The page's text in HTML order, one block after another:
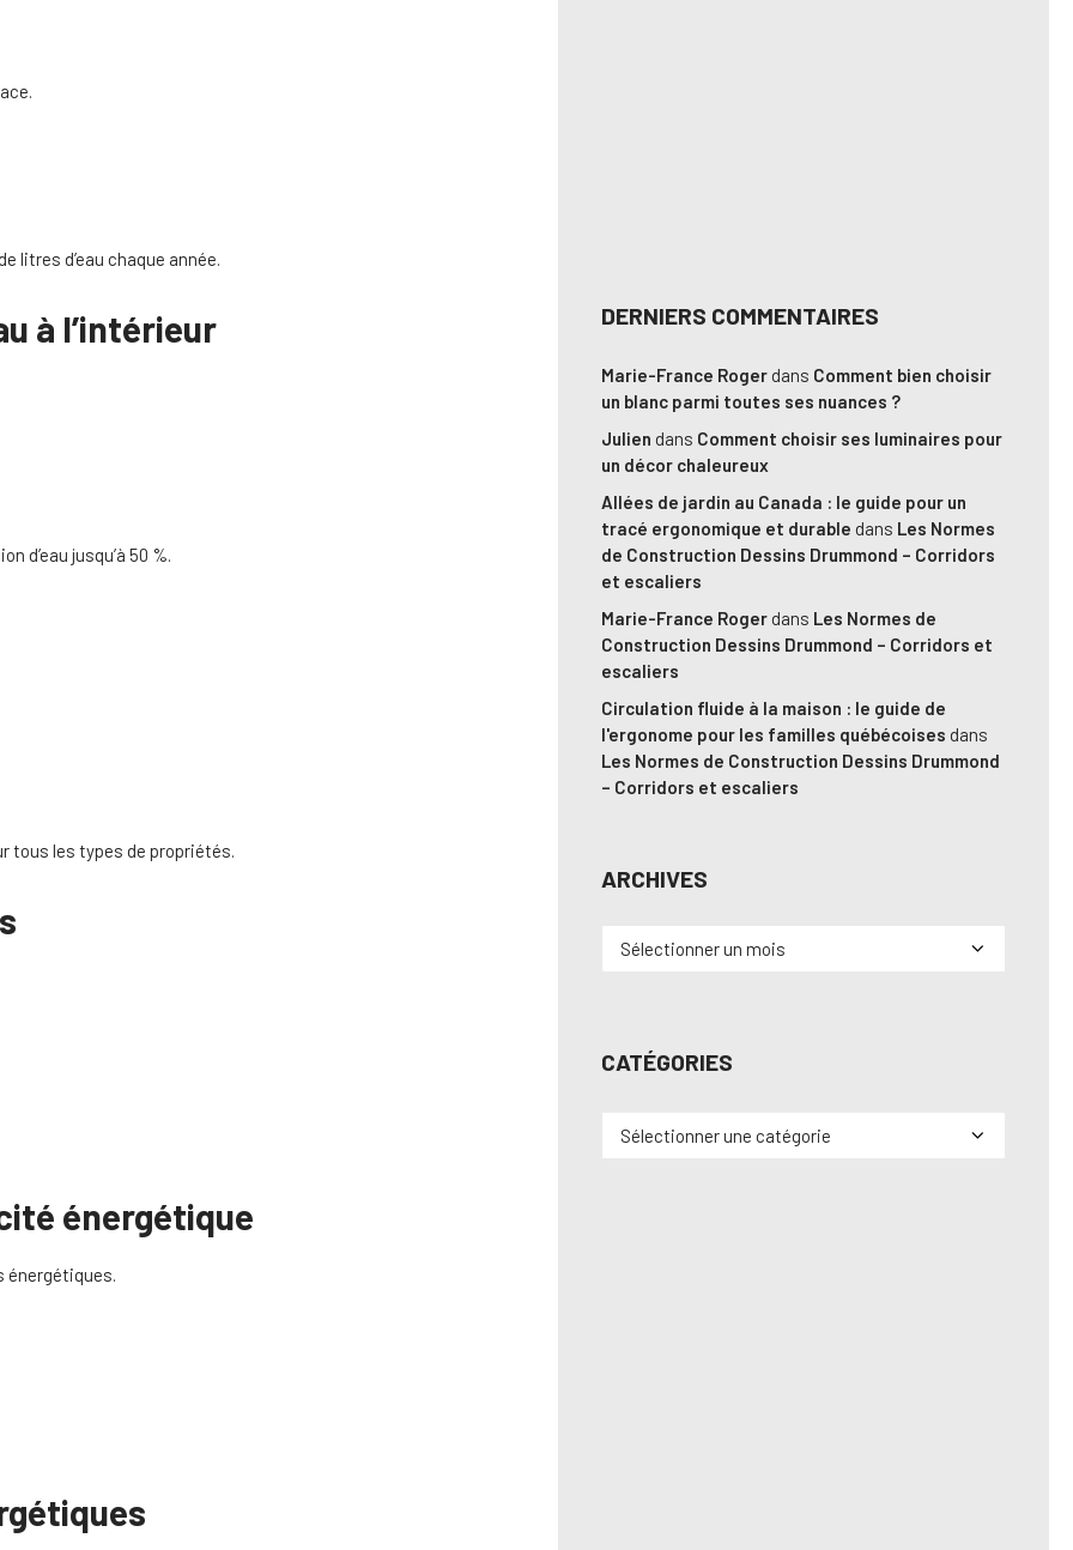
litres d’eau chaque année.
à l’intérieur
d’eau jusqu’à 50 %.
tous les types de propriétés.
énergétique
énergétiques.
DERNIERS COMMENTAIRES
Marie-France Roger dans Comment bien choisir
un blanc parmi toutes ses nuances ?
Julien dans Comment choisir ses luminaires pour
un décor chaleureux
Allées de jardin au Canada : le guide pour un
tracé ergonomique et durable dans Les Normes
de Construction Dessins Drummond – Corridors
et escaliers
Marie-France Roger dans Les Normes de
Construction Dessins Drummond – Corridors et
escaliers
Circulation fluide à la maison : le guide de
l'ergonome pour les familles québécoises dans
Les Normes de Construction Dessins Drummond
– Corridors et escaliers
ARCHIVES
Archives
CATÉGORIES
Catégories